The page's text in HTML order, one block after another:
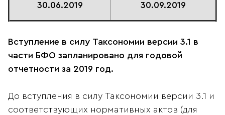
30.06.2019
30.09.2019
Вступление в силу Таксономии версии 3.1 в
части БФО запланировано для годовой
отчетности за 2019 год.
До вступления в силу Таксономии версии 3.1 и
соответствующих нормативных актов (для